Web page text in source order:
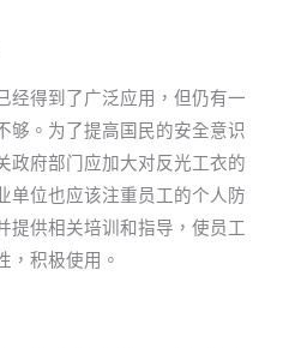
经得到了广泛应用，但仍有一
够。为了提高国民的安全意识
政府部门应加大对反光工衣的
单位也应该注重员工的个人防
提供相关培训和指导，使员工
，积极使用。